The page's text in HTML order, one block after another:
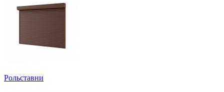
Рольставни